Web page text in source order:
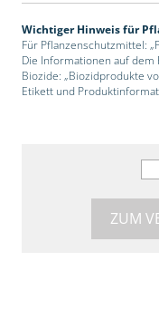
Wichtiger Hinweis für
Für Pflanzenschutzmittel:
Die Informationen auf dem
Biozide: „Biozidprodukte
Etikett und
ZUM